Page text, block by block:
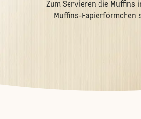
Zum Servieren die Muffins
Muffins-Papierförmchen